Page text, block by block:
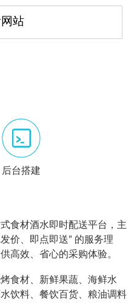
站
后台搭建
食材酒水即时配送平台，主
价、即点即送” 的服务理
高效、省心的采购体验。
食材、新鲜果蔬、海鲜水
饮料、餐饮百货、粮油调料